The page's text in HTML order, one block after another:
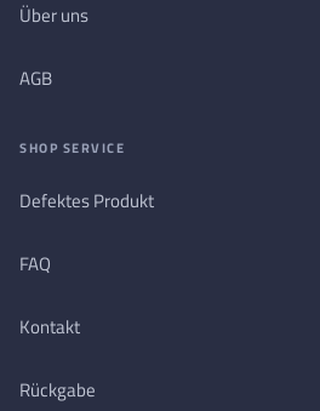
Über uns
AGB
SHOP SERVICE
Defektes Produkt
FAQ
Kontakt
Rückgabe